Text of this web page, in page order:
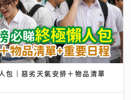
包｜惡劣天氣安排＋物品清單